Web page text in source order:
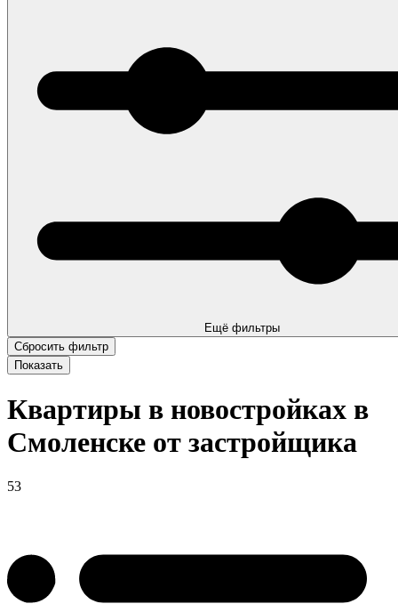
Ещё фильтры
Квартиры в новостройках в
Смоленске от застройщика
53